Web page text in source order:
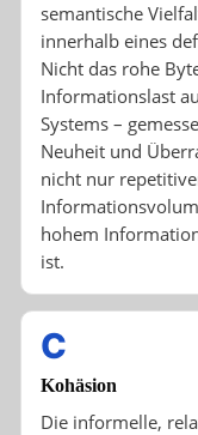
semantische
innerhalb eines
Nicht das rohe
Informationslast
Systems –
Neuheit und
nicht nur
hohem
ist.
C
Kohäsion
Die informelle,